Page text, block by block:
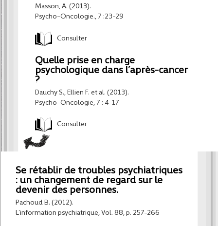
Masson, A. (2013).
Psycho-Oncologie., 7 :23-29
Consulter
Quelle prise en charge
psychologique dans l’après-cancer
?
Dauchy S., Ellien F. et al. (2013).
Psycho-Oncologie, 7 : 4-17
Consulter
Se rétablir de troubles psychiatriques
: un changement de regard sur le
devenir des personnes.
Pachoud B. (2012).
L’information psychiatrique, Vol. 88, p. 257-266